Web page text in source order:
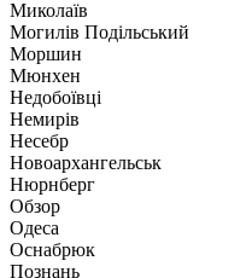
Миколаїв
Могилів Подільський
Моршин
Мюнхен
Недобоївці
Немирів
Несебр
Новоархангельськ
Нюрнберг
Обзор
Одеса
Оснабрюк
Познань